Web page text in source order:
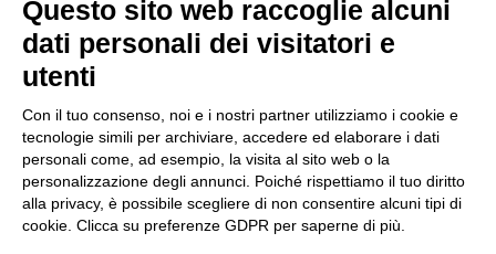
Hai bisogno di maggiori informazioni
o desideri
farci una domanda?
Clicca e compila il form. Verrai contattato
immediatamente!
Contattaci
Periti Digitali è una Business unit di:
Alchimie Digitali Srl
Via Elia Rainusso, 110 – 41124 Modena (MO)
Questo sito web raccoglie alcuni
dati personali dei visitatori e
utenti
Con il tuo consenso, noi e i nostri partner utilizziamo i cookie e
tecnologie simili per archiviare, accedere ed elaborare i dati
personali come, ad esempio, la visita al sito web o la
personalizzazione degli annunci. Poiché rispettiamo il tuo diritto
alla privacy, è possibile scegliere di non consentire alcuni tipi di
cookie. Clicca su preferenze GDPR per saperne di più.